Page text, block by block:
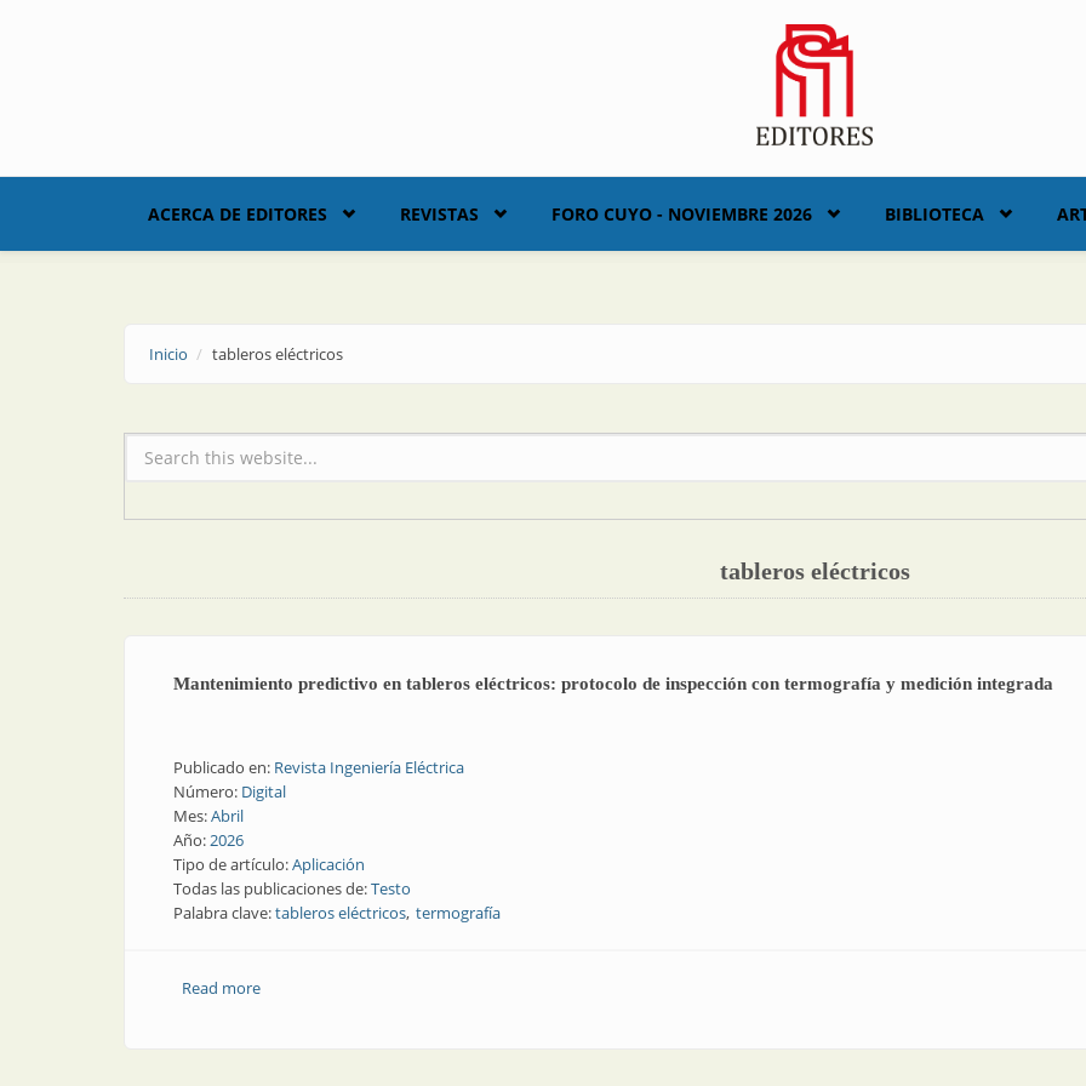
ACERCA DE EDITORES REVISTAS FORO CUYO - NOVIEMBRE 2026 BIBLIOTECA
Inicio tableros eléctricos
Formulario de búsqueda
tableros eléctricos
Mantenimiento predictivo en tableros eléctricos: protocolo de inspección con termografía y medición integrada
Publicado en: Revista Ingeniería Eléctrica
Número: Digital
Mes:Abril
Año:2026
Tipo de artículo:Aplicación
Todas las publicaciones de:Testo
Palabra clave:tableros eléctricos termografía
Read moreabout Mantenimiento predictivo en tableros eléctricos: protocolo de inspección con termografía y medición